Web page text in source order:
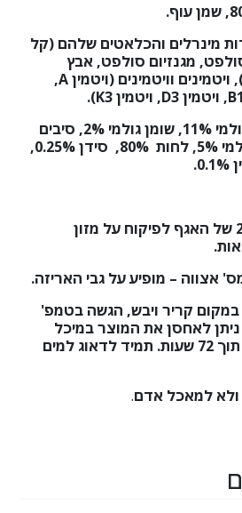
מינרלים והכלאטים שלהם (קל
מגנזיום סולפט, אבץ
וויטמינים (ויטמיןA
,
B1, ויטמיןD3, ויטמיןK3
)
.
חלבון גולמי 11%, שומן גולמי 2%, סיבים
גולמיים 1.5%, אפר גולמי 5%, לחות 80%, סידן 0.25%,
של האגף לפיקוח על מזון
אצווה – מופיע על גבי האריזה.
במקום קריר ויבש, הגשה בטמפ'
לאחסן את המוצר במיכל
אטום במקרר ולצרוך תוך 72 שעות. תמיד לדאוג למים
ולא למאכל אדם.